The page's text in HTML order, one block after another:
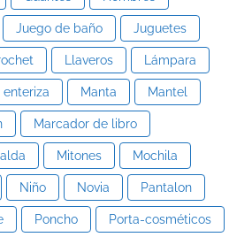
Juego de baño Juguetes
Llaveros Lámpara
enteriza Manta Mantel
Marcador de libro
Mitones Mochila
Niño Novia Pantalon
Poncho Porta-cosméticos